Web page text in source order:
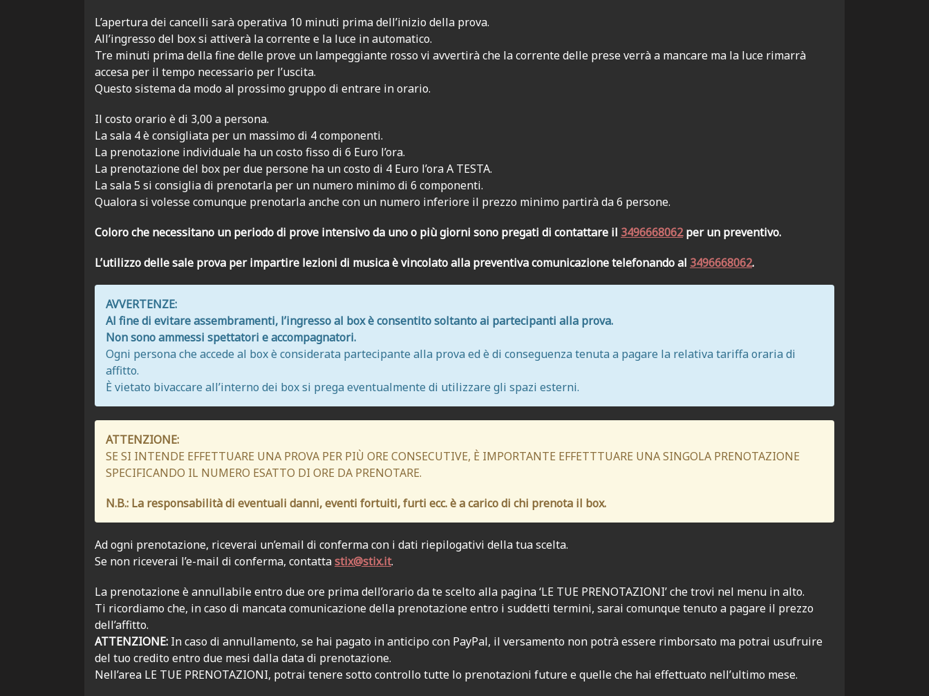
L’apertura dei cancelli sarà operativa 10 minuti prima dell’inizio della prova.
All’ingresso del box si attiverà la corrente e la luce in automatico.
Tre minuti prima della fine delle prove un lampeggiante rosso vi avvertirà che la corrente delle prese verrà a mancare ma la luce rimarrà
accesa per il tempo necessario per l’uscita.
Questo sistema da modo al prossimo gruppo di entrare in orario.
Il costo orario è di 3,00 a persona.
La sala 4 è consigliata per un massimo di 4 componenti.
La prenotazione individuale ha un costo fisso di 6 Euro l’ora.
La prenotazione del box per due persone ha un costo di 4 Euro l’ora A TESTA.
La sala 5 si consiglia di prenotarla per un numero minimo di 6 componenti.
Qualora si volesse comunque prenotarla anche con un numero inferiore il prezzo minimo partirà da 6 persone.
Coloro che necessitano un periodo di prove intensivo da uno o più giorni sono pregati di contattare il 3496668062per un preventivo.
L’utilizzo delle sale prova per impartire lezioni di musica è vincolato alla preventiva comunicazione telefonando al 3496668062.
AVVERTENZE:
Al fine di evitare assembramenti, l’ingresso al box è consentito soltanto ai partecipanti alla prova.
Non sono ammessi spettatori e accompagnatori.
Ogni persona che accede al box è considerata partecipante alla prova ed è di conseguenza tenuta a pagare la relativa tariffa oraria di
affitto.
È vietato bivaccare all’interno dei box si prega eventualmente di utilizzare gli spazi esterni.
ATTENZIONE:
SE SI INTENDE EFFETTUARE UNA PROVA PER PIÙ ORE CONSECUTIVE, È IMPORTANTE EFFETTTUARE UNA SINGOLA PRENOTAZIONE
SPECIFICANDO IL NUMERO ESATTO DI ORE DA PRENOTARE.
N.B.: La responsabilità di eventuali danni, eventi fortuiti, furti ecc. è a carico di chi prenota il box.
Ad ogni prenotazione, riceverai un’email di conferma con i dati riepilogativi della tua scelta.
Se non riceverai l’e-mail di conferma, contattastix@stix.it.
La prenotazione è annullabile entro due ore prima dell’orario da te scelto alla pagina ‘LE TUE PRENOTAZIONI’ che trovi nel menu in alto.
Ti ricordiamo che, in caso di mancata comunicazione della prenotazione entro i suddetti termini, sarai comunque tenuto a pagare il prezzo
dell’affitto.
ATTENZIONE: In caso di annullamento, se hai pagato in anticipo con PayPal, il versamento non potrà essere rimborsato ma potrai usufruire
del tuo credito entro due mesi dalla data di prenotazione.
Nell’area LE TUE PRENOTAZIONI, potrai tenere sotto controllo tutte lo prenotazioni future e quelle che hai effettuato nell’ultimo mese.